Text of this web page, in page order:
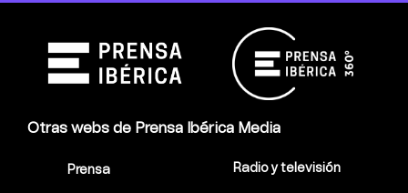
Otras webs de Prensa Ibérica Media
Prensa Radio y televisión